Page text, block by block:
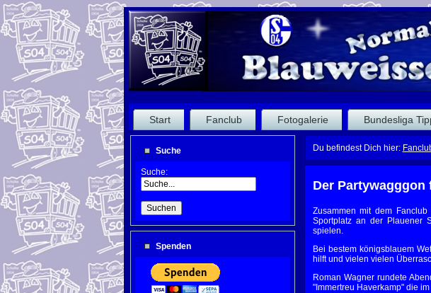
Start Fanclub Fotogalerie Bundesliga
Suche
Suche:
Spenden
Du befindest Dich hier:
Der
Zusammen mit dem
Sportplatz an der Plauener
spielen.
Bei bestem königsblauem
hilft und vielen vielen
Roman Wagner rundete
"Immertreu Haverkamp" die